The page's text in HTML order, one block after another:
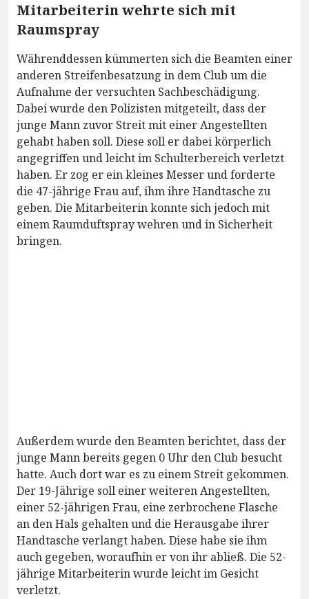
Mitarbeiterin wehrte sich mit
Raumspray
Währenddessen kümmerten sich die Beamten einer
anderen Streifenbesatzung in dem Club um die
Aufnahme der versuchten Sachbeschädigung.
Dabei wurde den Polizisten mitgeteilt, dass der
junge Mann zuvor Streit mit einer Angestellten
gehabt haben soll. Diese soll er dabei körperlich
angegriffen und leicht im Schulterbereich verletzt
haben. Er zog er ein kleines Messer und forderte
die 47-jährige Frau auf, ihm ihre Handtasche zu
geben. Die Mitarbeiterin konnte sich jedoch mit
einem Raumduftspray wehren und in Sicherheit
bringen.
Außerdem wurde den Beamten berichtet, dass der
junge Mann bereits gegen 0 Uhr den Club besucht
hatte. Auch dort war es zu einem Streit gekommen.
Der 19-Jährige soll einer weiteren Angestellten,
einer 52-jährigen Frau, eine zerbrochene Flasche
an den Hals gehalten und die Herausgabe ihrer
Handtasche verlangt haben. Diese habe sie ihm
auch gegeben, woraufhin er von ihr abließ. Die 52-
jährige Mitarbeiterin wurde leicht im Gesicht
verletzt.